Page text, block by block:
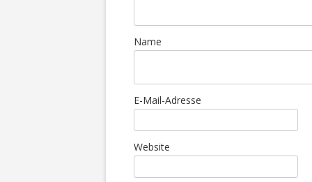
Name
E-Mail-Adresse
Website